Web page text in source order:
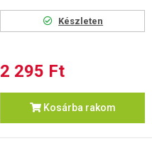
Készleten
2 295 Ft
Kosárba rakom